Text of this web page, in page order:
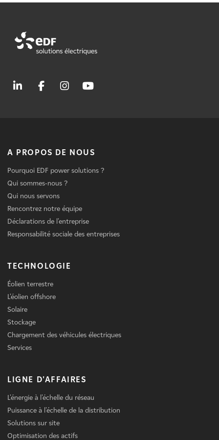
A PROPOS DE NOUS
Pourquoi EDF power solutions ?
Qui sommes-nous ?
Qui nous servons
Rencontrez notre équipe
Déclarations de l'entreprise
Responsabilité sociale des entreprises
TECHNOLOGIE
Éolien terrestre
L'éolien offshore
Solaire
Stockage
Chargement des véhicules électriques
Services
LIGNE D'AFFAIRES
L'énergie à l'échelle du réseau
Puissance à l'échelle de la distribution
Solutions sur site
Optimisation des actifs